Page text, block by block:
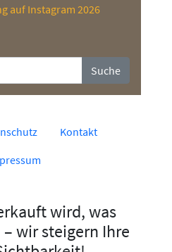
auf Instagram 2026
Suche
Kontakt
wird, was
wir steigern Ihre